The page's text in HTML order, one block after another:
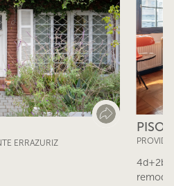
ERRAZURIZ
PISO
4d+2b |